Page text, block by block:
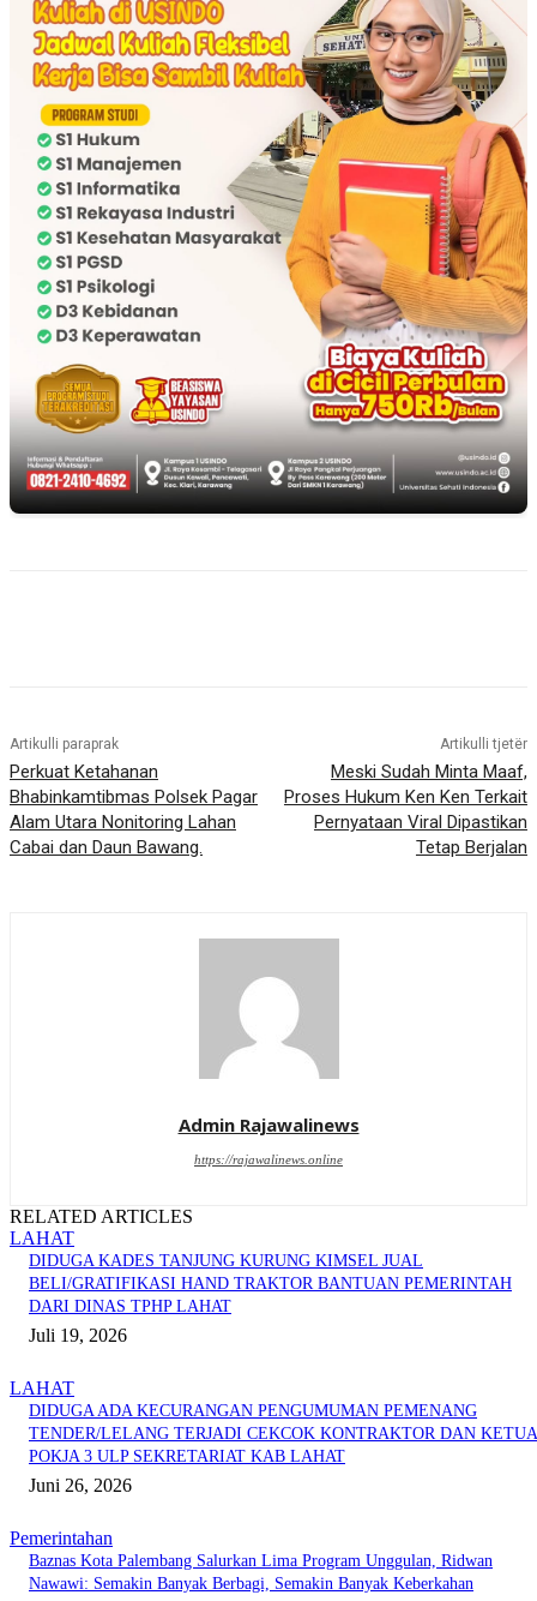
Artikulli paraprak
Perkuat Ketahanan
Bhabinkamtibmas Polsek Pagar
Alam Utara Nonitoring Lahan
Cabai dan Daun Bawang.
Artikulli tjetër
Meski Sudah Minta Maaf,
Proses Hukum Ken Ken Terkait
Pernyataan Viral Dipastikan
Tetap Berjalan
Admin Rajawalinews
https://rajawalinews.online
RELATED ARTICLES
LAHAT
DIDUGA KADES TANJUNG KURUNG KIMSEL JUAL
BELI/GRATIFIKASI HAND TRAKTOR BANTUAN PEMERINTAH
DARI DINAS TPHP LAHAT
Juli 19, 2026
LAHAT
DIDUGA ADA KECURANGAN PENGUMUMAN PEMENANG
TENDER/LELANG TERJADI CEKCOK KONTRAKTOR DAN KETUA
POKJA 3 ULP SEKRETARIAT KAB LAHAT
Juni 26, 2026
Pemerintahan
Baznas Kota Palembang Salurkan Lima Program Unggulan, Ridwan
Nawawi: Semakin Banyak Berbagi, Semakin Banyak Keberkahan